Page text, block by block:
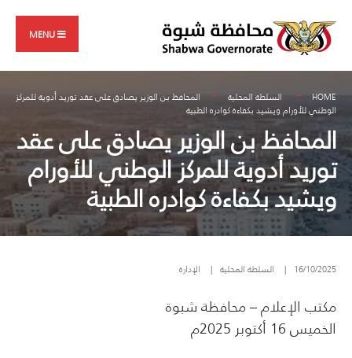
content
MENU
HOME السلطة المحلية
المحافظ بن الوزير يصادق على عقد توريد أدوية للمركز
الوطني للأورام ويشيد بكفاءة كوادره الطبية
المحافظ بن الوزير يصادق على عقد
توريد أدوية للمركز الوطني للأورام
ويشيد بكفاءة كوادره الطبية
16/10/2025
| السلطة المحلية | الإدارة
مكتب الإعلام – محافظة شبوة
الخميس 16 أكتوبر 2025م
for: